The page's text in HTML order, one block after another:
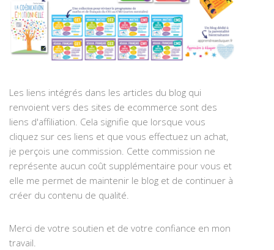
Les liens intégrés dans les articles du blog qui
renvoient vers des sites de ecommerce sont des
liens d'affiliation. Cela signifie que lorsque vous
cliquez sur ces liens et que vous effectuez un achat,
je perçois une commission. Cette commission ne
représente aucun coût supplémentaire pour vous et
elle me permet de maintenir le blog et de continuer à
créer du contenu de qualité.
Merci de votre soutien et de votre confiance en mon
travail.